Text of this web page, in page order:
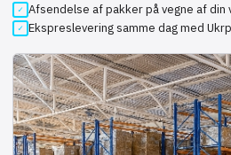
Afsendelse af pakker på vegne af din
Ekspreslevering samme dag med